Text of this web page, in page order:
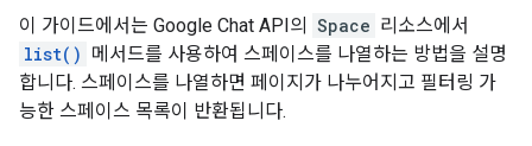
이 가이드에서는 Google Chat API의 Space 리소스에서
list() 메서드를 사용하여 스페이스를 나열하는 방법을 설명
합니다. 스페이스를 나열하면 페이지가 나누어지고 필터링 가
능한 스페이스 목록이 반환됩니다.